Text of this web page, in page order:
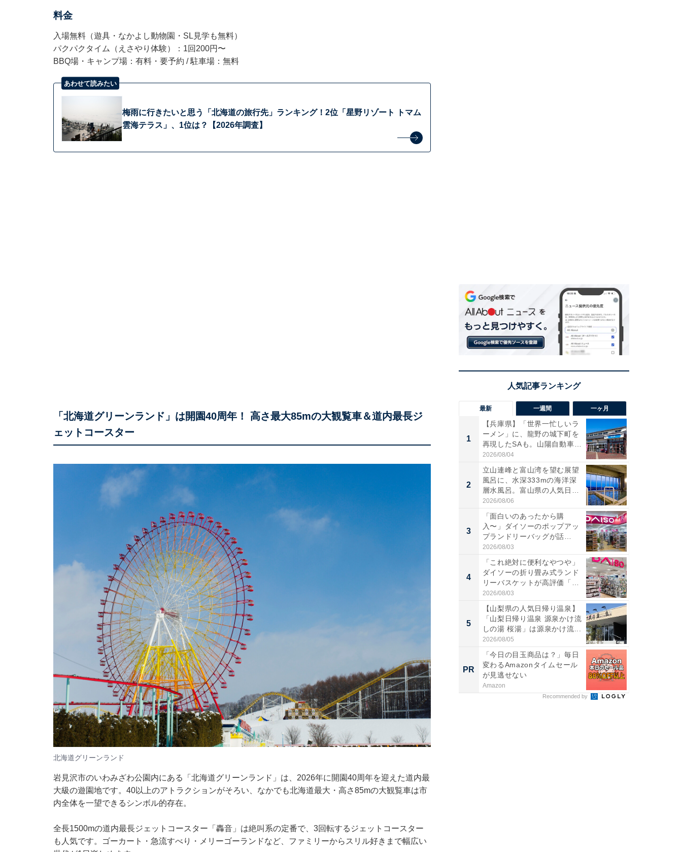
料金
入場無料（遊具・なかよし動物園・SL見学も無料）
パクパクタイム（えさやり体験）：1回200円〜
BBQ場・キャンプ場：有料・要予約 / 駐車場：無料
あわせて読みたい
梅雨に行きたいと思う「北海道の旅行先」ランキング！2位「星野リゾート トマム
雲海テラス」、1位は？【2026年調査】
「北海道グリーンランド」は開園40周年！ 高さ最大85mの大観覧車＆道内最長ジ
ェットコースター
北海道グリーンランド
岩見沢市のいわみざわ公園内にある「北海道グリーンランド」は、2026年に開園40周年を迎えた道内最
大級の遊園地です。40以上のアトラクションがそろい、なかでも北海道最大・高さ85mの大観覧車は市
内全体を一望できるシンボル的存在。
全長1500mの道内最長ジェットコースター「轟音」は絶叫系の定番で、3回転するジェットコースター
も人気です。ゴーカート・急流すべり・メリーゴーランドなど、ファミリーからスリル好きまで幅広い
最新 一週間 一ヶ月
1
【兵庫県】「世界一忙しいラ
ーメン」に、龍野の城下町を
再現したSAも。山陽自動車
道...
2026/08/04
2
立山連峰と富山湾を望む展望
風呂に、水深333mの海洋深
層水風呂。富山県の人気日
帰...
2026/08/06
3
「面白いのあったから購
入〜」ダイソーのポップアッ
プランドリーバッグが話
題。“さま...
2026/08/03
4
「これ絶対に便利なやつや」
ダイソーの折り畳み式ランド
リーバスケットが高評価「使
わ...
2026/08/03
5
【山梨県の人気日帰り温泉】
「山梨日帰り温泉 源泉かけ流
しの湯 桜湯」は源泉かけ流...
2026/08/05
PR
「今日の目玉商品は？」毎日
変わるAmazonタイムセール
が見逃せない
Amazon
Recommended by